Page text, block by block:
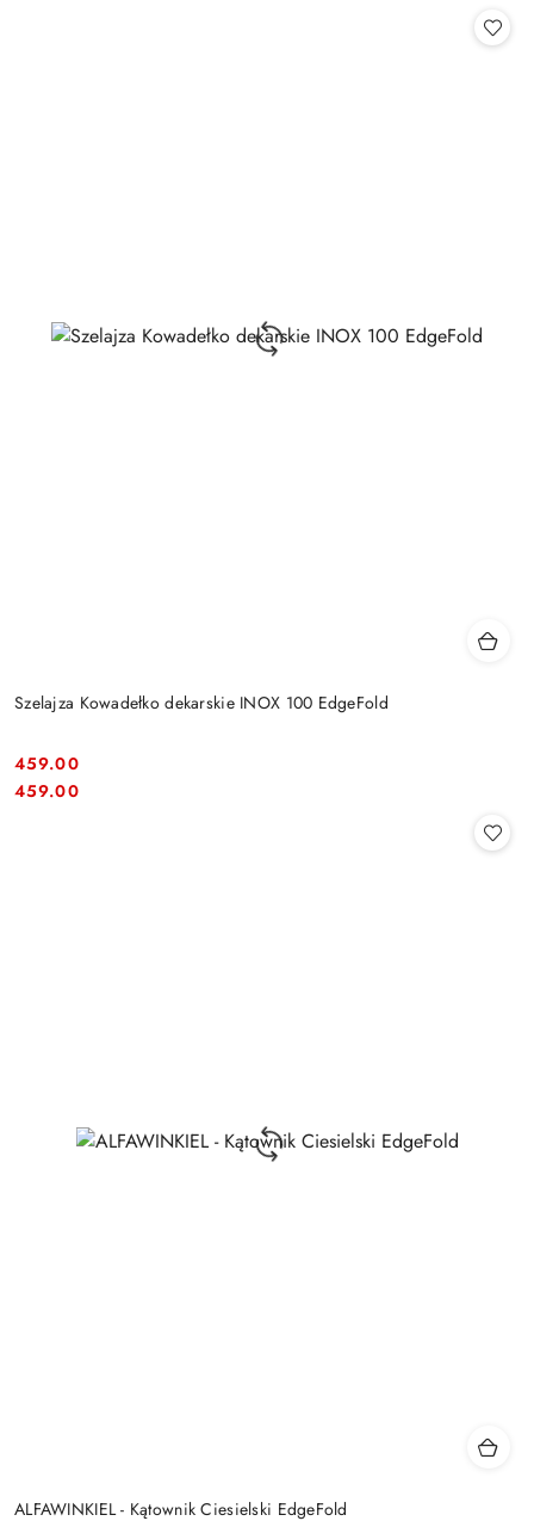
Szelajza Kowadełko dekarskie INOX 100 EdgeFold
Cena:
459.00
Cena:
459.00
ALFAWINKIEL - Kątownik Ciesielski EdgeFold